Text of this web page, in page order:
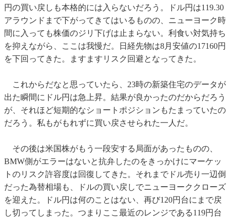
円の買い戻しも本格的には入らないだろう。ドル円は119.30
アラウンドまで下がってきてはいるものの、ニューヨーク時
間に入っても株価のジリ下げは止まらない。利食い対気持ち
を抑えながら、ここは我慢だ。日経先物は8月安値の17160円
を下回ってきた。ますますリスク回避となってきた。
これからだなと思っていたら、23時の新築住宅のデータが
出た瞬間にドル円は急上昇。結果が良かったのだからだろう
が、それほど短期的なショートポジションもたまっていたの
だろう。私もがもれずに買い戻させられた一人だ。
その後は米国株がもう一段安する局面があったものの、
BMW側がエラーはないと抗弁したのをきっかけにマーケッ
トのリスク許容度は回復してきた。それまでドル売り一辺倒
だった為替相場も、ドルの買い戻しでニューヨーククローズ
を迎えた。ドル円は何のことはない、再び120円台にまで戻
し切ってしまった。つまりここ最近のレンジである119円台